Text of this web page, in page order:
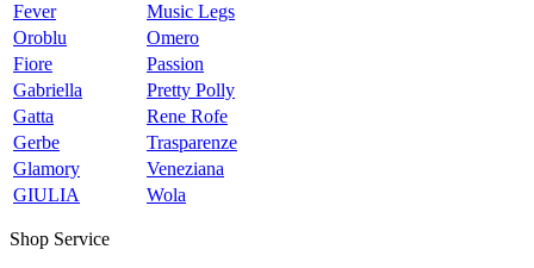
Fever
Music Legs
Oroblu
Omero
Fiore
Passion
Gabriella
Pretty Polly
Gatta
Rene Rofe
Gerbe
Trasparenze
Glamory
Veneziana
GIULIA
Wola
Shop Service